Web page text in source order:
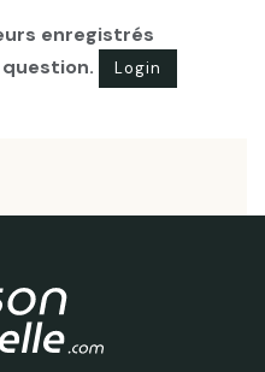
enregistrés
Login